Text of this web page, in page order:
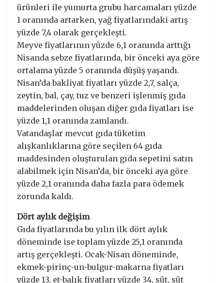
ürünleri ile yumurta grubu harcamaları yüzde
1 oranında artarken, yağ fiyatlarındaki artış
yüzde 7,4 olarak gerçekleşti.
Meyve fiyatlarının yüzde 6,1 oranında arttığı
Nisanda sebze fiyatlarında, bir önceki aya göre
ortalama yüzde 5 oranında düşüş yaşandı.
Nisan’da bakliyat fiyatları yüzde 2,7, salça,
zeytin, bal, çay, tuz ve benzeri işlenmiş gıda
maddelerinden oluşan diğer gıda fiyatları ise
yüzde 1,1 oranında zamlandı.
Vatandaşlar mevcut gıda tüketim
alışkanlıklarına göre seçilen 64 gıda
maddesinden oluşturulan gıda sepetini satın
alabilmek için Nisan’da, bir önceki aya göre
yüzde 2,1 oranında daha fazla para ödemek
zorunda kaldı.
Dört aylık değişim
Gıda fiyatlarında bu yılın ilk dört aylık
döneminde ise toplam yüzde 25,1 oranında
artış gerçekleşti. Ocak-Nisan döneminde,
ekmek-pirinç-un-bulgur-makarna fiyatları
yüzde 13, et-balık fiyatları yüzde 34, süt, süt